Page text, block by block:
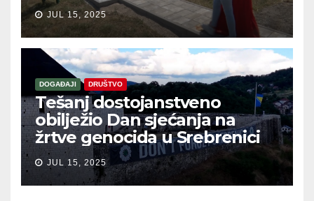
JUL 15, 2025
DOGAĐAJI DRUŠTVO
Tešanj dostojanstveno
obilježio Dan sjećanja na
žrtve genocida u Srebrenici
JUL 15, 2025